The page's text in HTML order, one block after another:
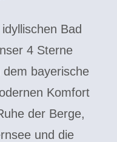
Bad
4 Sterne
bayerische
Komfort
der Berge,
und die